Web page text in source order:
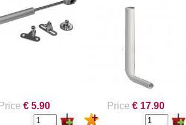
- CAPACITÀ MT. 8
Price € 5.90
CASSETTE PUCCI (COPY)
Price € 17.90